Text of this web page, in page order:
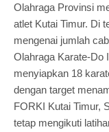
Olahraga Provinsi
atlet Kutai Timur. Di
mengenai jumlah
Olahraga Karate-Do
menyiapkan 18
dengan target
FORKI Kutai Timur,
tetap mengikuti